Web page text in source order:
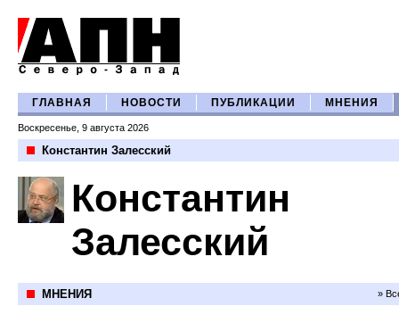
ГЛАВНАЯ НОВОСТИ ПУБЛИКАЦИИ МНЕНИЯ
Воскресенье, 9 августа 2026
Константин Залесский
Константин
Залесский
МНЕНИЯ »